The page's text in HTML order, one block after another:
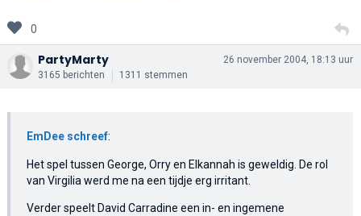
0
PartyMarty
3165 berichten 1311 stemmen
26 november 2004, 18:13 uur
EmDee schreef:
Het spel tussen George, Orry en Elkannah is geweldig. De rol
van Virgilia werd me na een tijdje erg irritant.
Verder speelt David Carradine een in- en ingemene